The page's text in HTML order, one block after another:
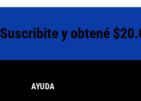
Suscribite y obtené
AYUDA